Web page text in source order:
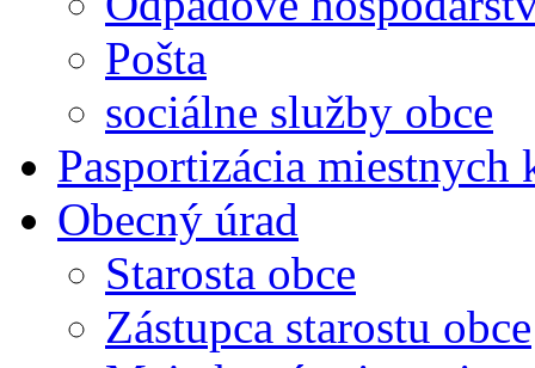
Pošta
sociálne služby obce
Pasportizácia
Obecný úrad
Starosta obce
Zástupca starostu obce